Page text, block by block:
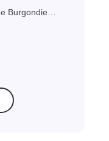
Force
Burgondie